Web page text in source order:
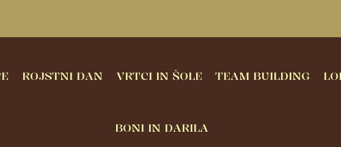
ROJSTNI DAN VRTCI IN ŠOLE TEAM BUILDING
BONI IN DARILA